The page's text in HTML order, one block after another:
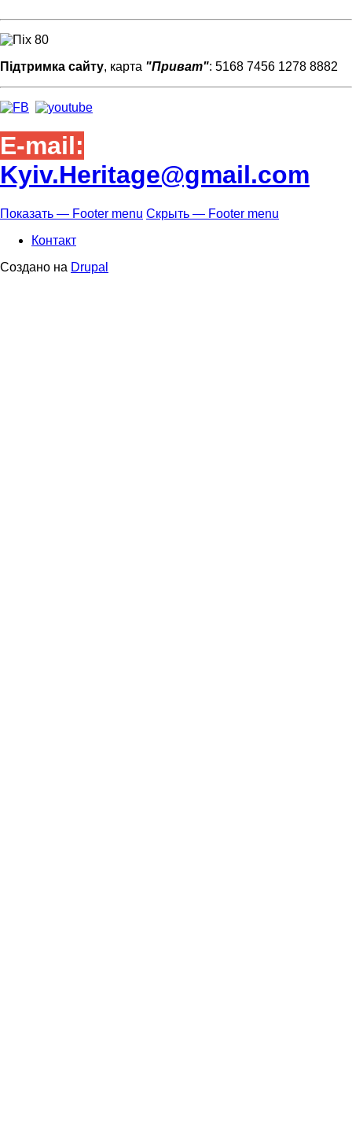
Підтримка сайту, карта "Приват": 5168 7456 1278 8882
E-mail:
Kyiv.Heritage@gmail.com
Footer
Показать — Footer menu Скрыть — Footer menu
Контакт
Создано на Drupal